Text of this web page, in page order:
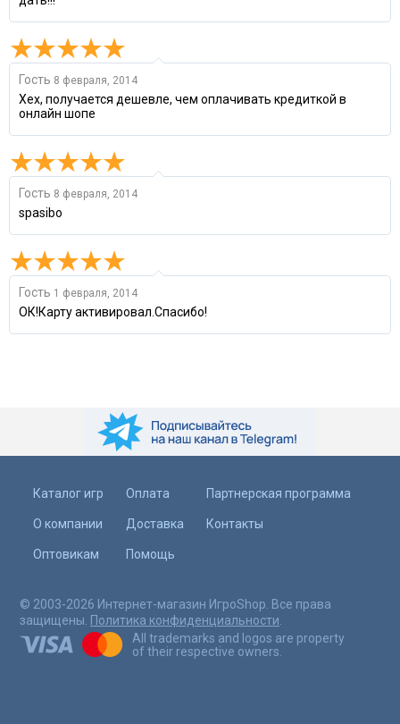
Гость 8 февраля, 2014
Хех, получается дешевле, чем оплачивать кредиткой в
онлайн шопе
Гость 8 февраля, 2014
spasibo
Гость 1 февраля, 2014
ОК!Карту активировал.Спасибо!
Каталог игр
О компании
Оптовикам
Оплата
Доставка
Помощь
Партнерская программа
Контакты
© 2003-2026 Интернет-магазин ИгроShop. Все права
защищены. Политика конфиденциальности
All trademarks and logos are property
of their respective owners.